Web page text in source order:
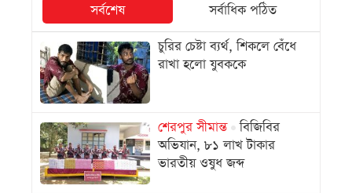
সর্বশেষ
সর্বাধিক পঠিত
চুরির চেষ্টা ব্যর্থ, শিকলে বেঁধে
রাখা হলো যুবককে
শেরপুর সীমান্ত
বিজিবির
অভিযান, ৮১ লাখ টাকার
ভারতীয় ওষুধ জব্দ